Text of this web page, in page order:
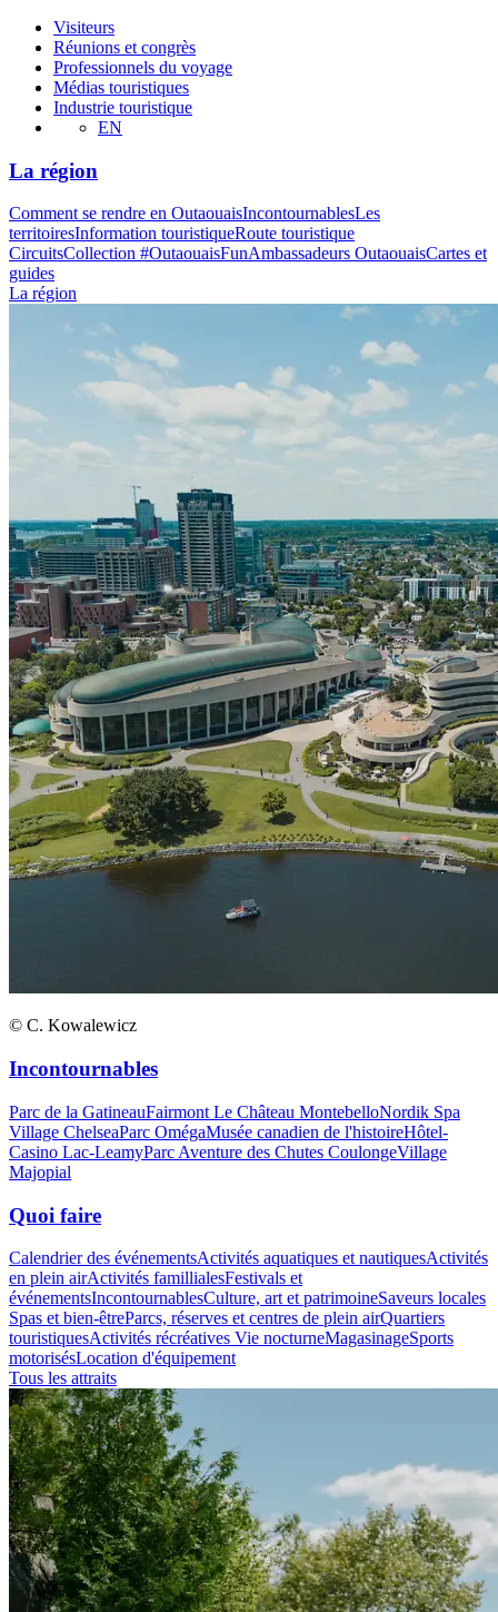
Visiteurs
Réunions et congrès
Professionnels du voyage
Médias touristiques
Industrie touristique
EN
La région
Comment se rendre en OutaouaisIncontournablesLes
territoiresInformation touristiqueRoute touristique
CircuitsCollection #OutaouaisFunAmbassadeurs OutaouaisCartes et
guides
La région
© C. Kowalewicz
Incontournables
Parc de la GatineauFairmont Le Château MontebelloNordik Spa
Village ChelseaParc OmégaMusée canadien de l'histoireHôtel-
Casino Lac-LeamyParc Aventure des Chutes CoulongeVillage
Majopial
Quoi faire
Calendrier des événementsActivités aquatiques et nautiquesActivités
en plein airActivités famillialesFestivals et
événementsIncontournablesCulture, art et patrimoineSaveurs locales
Spas et bien-êtreParcs, réserves et centres de plein airQuartiers
touristiquesActivités récréatives Vie nocturneMagasinageSports
motorisésLocation d'équipement
Tous les attraits